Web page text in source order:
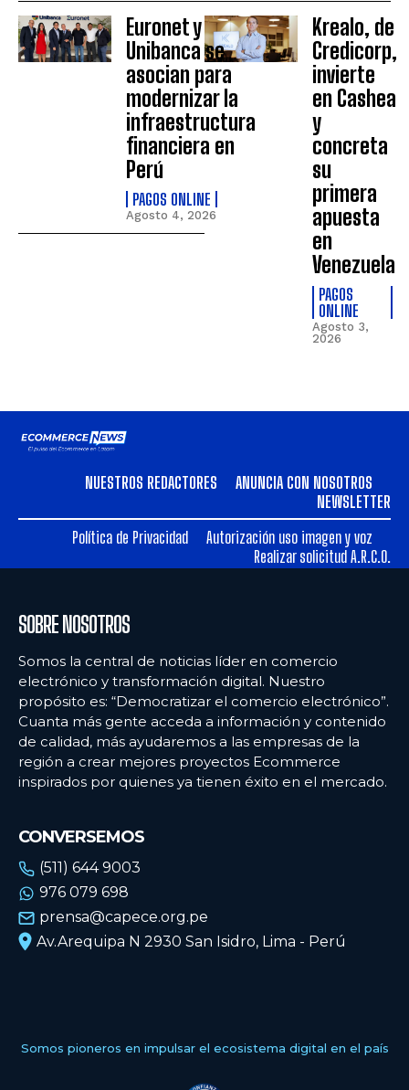
Euronet y
Unibanca se
asocian para
modernizar la
infraestructura
financiera en
Perú
PAGOS ONLINE
Agosto 4, 2026
Krealo, de
Credicorp,
invierte
en Cashea
y
concreta
su
primera
apuesta
en
Venezuela
PAGOS
ONLINE
Agosto 3,
2026
NUESTROS REDACTORES
ANUNCIA CON NOSOTROS
NEWSLETTER
Política de Privacidad
Autorización uso imagen y voz
Realizar solicitud A.R.C.O.
SOBRE NOSOTROS
Somos la central de noticias líder en comercio
electrónico y transformación digital. Nuestro
propósito es: “Democratizar el comercio electrónico”.
Cuanta más gente acceda a información y contenido
de calidad, más ayudaremos a las empresas de la
región a crear mejores proyectos Ecommerce
inspirados por quienes ya tienen éxito en el mercado.
CONVERSEMOS
(511) 644 9003
976 079 698
prensa@capece.org.pe
Av.Arequipa N 2930 San Isidro, Lima - Perú
Somos pioneros en impulsar el ecosistema digital en el país